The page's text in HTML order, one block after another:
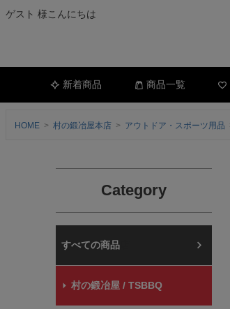
ゲスト 様こんにちは
新着商品 商品一覧
HOME 村の鍛冶屋本店 アウトドア・スポーツ用品
Category
村の鍛冶屋本店
村の鍛冶屋 / TSBBQ